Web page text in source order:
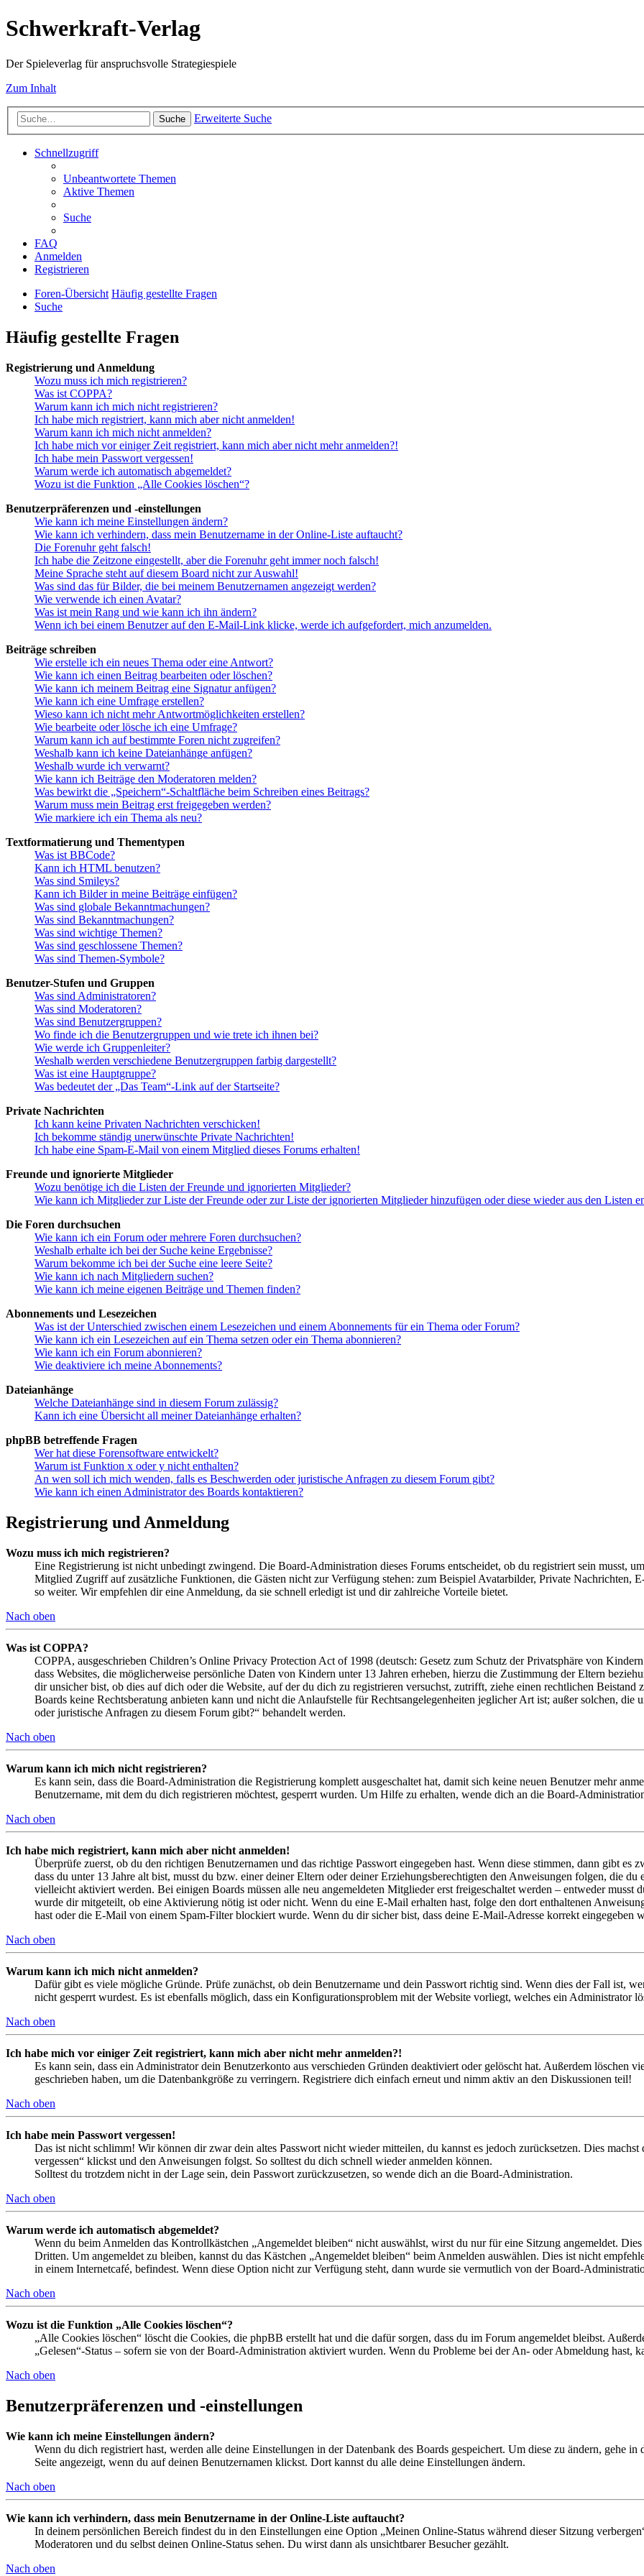
Schwerkraft-Verlag
Der Spieleverlag für anspruchsvolle Strategiespiele
Zum Inhalt
Suche Erweiterte Suche
Schnellzugriff
Unbeantwortete Themen
Aktive Themen
Suche
FAQ
Anmelden
Registrieren
Foren-Übersicht Häufig gestellte Fragen
Suche
Häufig gestellte Fragen
Registrierung und Anmeldung
Wozu muss ich mich registrieren?
Was ist COPPA?
Warum kann ich mich nicht registrieren?
Ich habe mich registriert, kann mich aber nicht anmelden!
Warum kann ich mich nicht anmelden?
Ich habe mich vor einiger Zeit registriert, kann mich aber nicht mehr anmelden?!
Ich habe mein Passwort vergessen!
Warum werde ich automatisch abgemeldet?
Wozu ist die Funktion „Alle Cookies löschen“?
Benutzerpräferenzen und -einstellungen
Wie kann ich meine Einstellungen ändern?
Wie kann ich verhindern, dass mein Benutzername in der Online-Liste auftaucht?
Die Forenuhr geht falsch!
Ich habe die Zeitzone eingestellt, aber die Forenuhr geht immer noch falsch!
Meine Sprache steht auf diesem Board nicht zur Auswahl!
Was sind das für Bilder, die bei meinem Benutzernamen angezeigt werden?
Wie verwende ich einen Avatar?
Was ist mein Rang und wie kann ich ihn ändern?
Wenn ich bei einem Benutzer auf den E-Mail-Link klicke, werde ich aufgefordert, mich anzumelden.
Beiträge schreiben
Wie erstelle ich ein neues Thema oder eine Antwort?
Wie kann ich einen Beitrag bearbeiten oder löschen?
Wie kann ich meinem Beitrag eine Signatur anfügen?
Wie kann ich eine Umfrage erstellen?
Wieso kann ich nicht mehr Antwortmöglichkeiten erstellen?
Wie bearbeite oder lösche ich eine Umfrage?
Warum kann ich auf bestimmte Foren nicht zugreifen?
Weshalb kann ich keine Dateianhänge anfügen?
Weshalb wurde ich verwarnt?
Wie kann ich Beiträge den Moderatoren melden?
Was bewirkt die „Speichern“-Schaltfläche beim Schreiben eines Beitrags?
Warum muss mein Beitrag erst freigegeben werden?
Wie markiere ich ein Thema als neu?
Textformatierung und Thementypen
Was ist BBCode?
Kann ich HTML benutzen?
Was sind Smileys?
Kann ich Bilder in meine Beiträge einfügen?
Was sind globale Bekanntmachungen?
Was sind Bekanntmachungen?
Was sind wichtige Themen?
Was sind geschlossene Themen?
Was sind Themen-Symbole?
Benutzer-Stufen und Gruppen
Was sind Administratoren?
Was sind Moderatoren?
Was sind Benutzergruppen?
Wo finde ich die Benutzergruppen und wie trete ich ihnen bei?
Wie werde ich Gruppenleiter?
Weshalb werden verschiedene Benutzergruppen farbig dargestellt?
Was ist eine Hauptgruppe?
Was bedeutet der „Das Team“-Link auf der Startseite?
Private Nachrichten
Ich kann keine Privaten Nachrichten verschicken!
Ich bekomme ständig unerwünschte Private Nachrichten!
Ich habe eine Spam-E-Mail von einem Mitglied dieses Forums erhalten!
Freunde und ignorierte Mitglieder
Wozu benötige ich die Listen der Freunde und ignorierten Mitglieder?
Wie kann ich Mitglieder zur Liste der Freunde oder zur Liste der ignorierten Mitglieder hinzufügen oder diese wieder aus den Listen
Die Foren durchsuchen
Wie kann ich ein Forum oder mehrere Foren durchsuchen?
Weshalb erhalte ich bei der Suche keine Ergebnisse?
Warum bekomme ich bei der Suche eine leere Seite?
Wie kann ich nach Mitgliedern suchen?
Wie kann ich meine eigenen Beiträge und Themen finden?
Abonnements und Lesezeichen
Was ist der Unterschied zwischen einem Lesezeichen und einem Abonnements für ein Thema oder Forum?
Wie kann ich ein Lesezeichen auf ein Thema setzen oder ein Thema abonnieren?
Wie kann ich ein Forum abonnieren?
Wie deaktiviere ich meine Abonnements?
Dateianhänge
Welche Dateianhänge sind in diesem Forum zulässig?
Kann ich eine Übersicht all meiner Dateianhänge erhalten?
phpBB betreffende Fragen
Wer hat diese Forensoftware entwickelt?
Warum ist Funktion x oder y nicht enthalten?
An wen soll ich mich wenden, falls es Beschwerden oder juristische Anfragen zu diesem Forum gibt?
Wie kann ich einen Administrator des Boards kontaktieren?
Registrierung und Anmeldung
Wozu muss ich mich registrieren?
Eine Registrierung ist nicht unbedingt zwingend. Die Board-Administration dieses Forums entscheidet, ob du registriert sein musst,
Mitglied Zugriff auf zusätzliche Funktionen, die Gästen nicht zur Verfügung stehen: zum Beispiel Avatarbilder, Private Nachrichten,
so weiter. Wir empfehlen dir eine Anmeldung, da sie schnell erledigt ist und dir zahlreiche Vorteile bietet.
Nach oben
Was ist COPPA?
COPPA, ausgeschrieben Children’s Online Privacy Protection Act of 1998 (deutsch: Gesetz zum Schutz der Privatsphäre von
dass Websites, die möglicherweise persönliche Daten von Kindern unter 13 Jahren erheben, hierzu die Zustimmung der Eltern
dir unsicher bist, ob dies auf dich oder die Website, auf der du dich zu registrieren versuchst, zutrifft, ziehe einen rechtlichen
Boards keine Rechtsberatung anbieten kann und nicht die Anlaufstelle für Rechtsangelegenheiten jeglicher Art ist; außer solchen,
oder juristische Anfragen zu diesem Forum gibt?“ behandelt werden.
Nach oben
Warum kann ich mich nicht registrieren?
Es kann sein, dass die Board-Administration die Registrierung komplett ausgeschaltet hat, damit sich keine neuen Benutzer mehr
Benutzername, mit dem du dich registrieren möchtest, gesperrt wurden. Um Hilfe zu erhalten, wende dich an die Board-
Nach oben
Ich habe mich registriert, kann mich aber nicht anmelden!
Überprüfe zuerst, ob du den richtigen Benutzernamen und das richtige Passwort eingegeben hast. Wenn diese stimmen, dann gibt es
dass du unter 13 Jahre alt bist, musst du bzw. einer deiner Eltern oder deiner Erziehungsberechtigten den Anweisungen folgen, die
vielleicht aktiviert werden. Bei einigen Boards müssen alle neu angemeldeten Mitglieder erst freigeschaltet werden – entweder musst
wurde dir mitgeteilt, ob eine Aktivierung nötig ist oder nicht. Wenn du eine E-Mail erhalten hast, folge den dort enthaltenen
hast oder die E-Mail von einem Spam-Filter blockiert wurde. Wenn du dir sicher bist, dass deine E-Mail-Adresse korrekt eingegeben
Nach oben
Warum kann ich mich nicht anmelden?
Dafür gibt es viele mögliche Gründe. Prüfe zunächst, ob dein Benutzername und dein Passwort richtig sind. Wenn dies der Fall ist,
nicht gesperrt wurdest. Es ist ebenfalls möglich, dass ein Konfigurationsproblem mit der Website vorliegt, welches ein Administrator
Nach oben
Ich habe mich vor einiger Zeit registriert, kann mich aber nicht mehr anmelden?!
Es kann sein, dass ein Administrator dein Benutzerkonto aus verschieden Gründen deaktiviert oder gelöscht hat. Außerdem löschen
geschrieben haben, um die Datenbankgröße zu verringern. Registriere dich einfach erneut und nimm aktiv an den Diskussionen teil!
Nach oben
Ich habe mein Passwort vergessen!
Das ist nicht schlimm! Wir können dir zwar dein altes Passwort nicht wieder mitteilen, du kannst es jedoch zurücksetzen. Dies
vergessen“ klickst und den Anweisungen folgst. So solltest du dich schnell wieder anmelden können.
Solltest du trotzdem nicht in der Lage sein, dein Passwort zurückzusetzen, so wende dich an die Board-Administration.
Nach oben
Warum werde ich automatisch abgemeldet?
Wenn du beim Anmelden das Kontrollkästchen „Angemeldet bleiben“ nicht auswählst, wirst du nur für eine Sitzung angemeldet.
Dritten. Um angemeldet zu bleiben, kannst du das Kästchen „Angemeldet bleiben“ beim Anmelden auswählen. Dies ist nicht
in einem Internetcafé, befindest. Wenn diese Option nicht zur Verfügung steht, dann wurde sie vermutlich von der Board-
Nach oben
Wozu ist die Funktion „Alle Cookies löschen“?
„Alle Cookies löschen“ löscht die Cookies, die phpBB erstellt hat und die dafür sorgen, dass du im Forum angemeldet bleibst.
„Gelesen“-Status – sofern sie von der Board-Administration aktiviert wurden. Wenn du Probleme bei der An- oder Abmeldung hast,
Nach oben
Benutzerpräferenzen und -einstellungen
Wie kann ich meine Einstellungen ändern?
Wenn du dich registriert hast, werden alle deine Einstellungen in der Datenbank des Boards gespeichert. Um diese zu ändern, gehe
Seite angezeigt, wenn du auf deinen Benutzernamen klickst. Dort kannst du alle deine Einstellungen ändern.
Nach oben
Wie kann ich verhindern, dass mein Benutzername in der Online-Liste auftaucht?
In deinem persönlichen Bereich findest du in den Einstellungen eine Option „Meinen Online-Status während dieser Sitzung
Moderatoren und du selbst deinen Online-Status sehen. Du wirst dann als unsichtbarer Besucher gezählt.
Nach oben